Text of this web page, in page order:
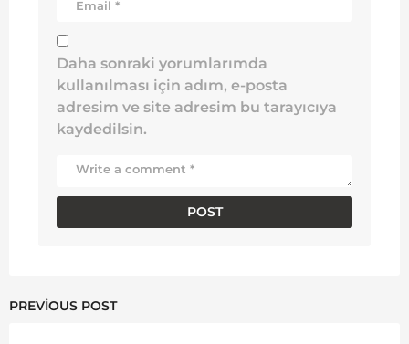
Daha sonraki yorumlarımda
kullanılması için adım, e-posta
adresim ve site adresim bu tarayıcıya
kaydedilsin.
PREVIOUS POST